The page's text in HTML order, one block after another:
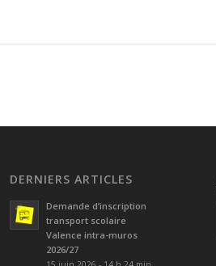
DERNIERS ARTICLES
Demande d’inscription
transport scolaire
Valence intra-muros
2026/27